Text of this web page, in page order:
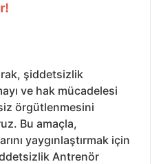
şiddetsizlik
ve hak mücadelesi
örgütlenmesini
Bu amaçla,
yaygınlaştırmak için
Antrenör